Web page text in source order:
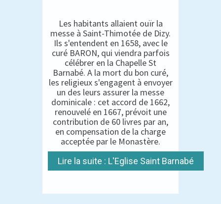
Les habitants allaient ouïr la
messe à Saint-Thimotée de Dizy.
Ils s'entendent en 1658, avec le
curé BARON, qui viendra parfois
célébrer en la Chapelle St
Barnabé. A la mort du bon curé,
les religieux s'engagent à envoyer
un des leurs assurer la messe
dominicale : cet accord de 1662,
renouvelé en 1667, prévoit une
contribution de 60 livres par an,
en compensation de la charge
acceptée par le Monastère.
Lire la suite : L'Eglise Saint Barnabé